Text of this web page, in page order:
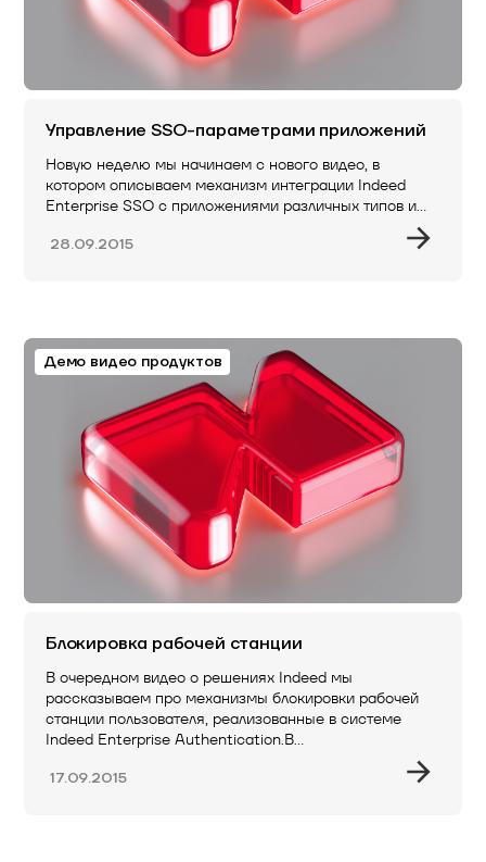
Управление SSO-параметрами приложений
Новую неделю мы начинаем с нового видео, в
котором описываем механизм интеграции Indeed
Enterprise SSO с приложениями различных типов и…
28.09.2015
Демо видео продуктов
Блокировка рабочей станции
В очередном видео о решениях Indeed мы
рассказываем про механизмы блокировки рабочей
станции пользователя, реализованные в системе
Indeed Enterprise Authentication.В…
17.09.2015